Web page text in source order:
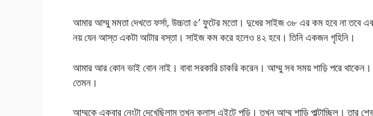
আমার আম্মু মমতা দেখতে ফর্সা, উচ্চতা ৫’ ফুটের মতো। দুধের সাইজ ৩৮ এর কম হবে না তবে
নয় যেন আস্ত একটা আটার বস্তা। সাইজ কম করে হলেও ৪২ হবে। তিনি একজন গৃহিনি।
আমার আর কোন ভাই বোন নাই। বাবা সরকারি চাকরি করেন। আম্মু সব সময় শাড়ি পরে থাকেন।
তেমন।
আম্মুকে একবার নেংটা দেখেছিলাম তখন ক্লাস এইটে পড়ি। তখন আম্মু শাড়ি পাল্টাচ্ছিল। তার